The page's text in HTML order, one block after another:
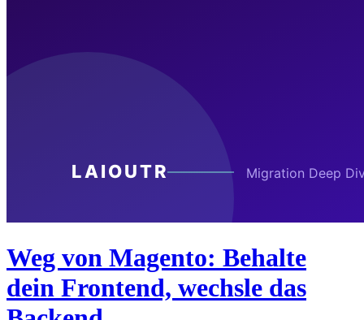
Weg von Magento: Behalte
dein Frontend, wechsle das